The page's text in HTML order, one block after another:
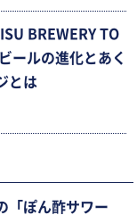
BREWERY TO
ールの進化とあく
とは
「ぽん酢サワー